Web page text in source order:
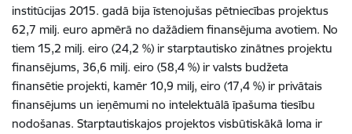
institūcijas 2015. gadā bija īstenojušas pētniecības projektus
62,7 milj. euro apmērā no dažādiem finansējuma avotiem. No
tiem 15,2 milj. eiro (24,2 %) ir starptautisko zinātnes projektu
finansējums, 36,6 milj. eiro (58,4 %) ir valsts budžeta
finansētie projekti, kamēr 10,9 milj, eiro (17,4 %) ir privātais
finansējums un ieņēmumi no intelektuālā īpašuma tiesību
nodošanas. Starptautiskajos projektos visbūtiskākā loma ir